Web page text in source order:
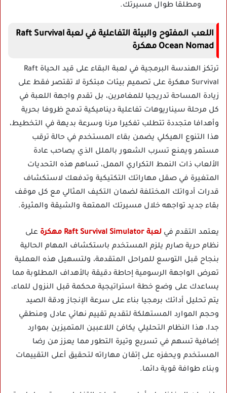
ومطلقا طوال مسيرتك.
اللعب المفتوح والبيئة التفاعلية في لعبة Raft Survival
Ocean Nomad مهكرة
ترتكز الهندسة البرمجية في لعبة البقاء على قيد الحياة Raft
Survival مهكرة على تصميم بيئات مبتكرة لا تقتصر فقط على
زيادة المساحة تدريجيا للمغامرين، بل تقدم واجهة اللعبة في
كل مرحلة سيناريوهات تفاعلية ديناميكية تدمج ظروفا بحرية
وأهدافا متجددة تتطلب تفكيرا مرنا وسرعة بديهة في التخطيط،
هذا التنوع الهيكلي يضمن بقاء المستخدم في حالة ترقب
مستمر ويمنع تسرب الشعور بالملل الذي يصاحب عادة
الألعاب ذات النمط التكراري الممل، تساهم هذه التحديات
المتغيرة في صقل مهاراتك التكتيكية وتدفعك لاستكشاف
قدرات أدواتك المختلفة لضمان التكيف المثالي مع كل موقف
بقاء جديد تواجهه خلال مسيرتك الممتعة والشيقة والمثيرة.
يعتمد التقدم في لعبة Raft Survival Simulator مهكرة
على
نظام حرية صارم يلزم المستخدم باستكشاف المهام الحالية
بنجاح قبل التوسع للمراحل المتقدمة، ولتسهيل هذه العملية
تعرض الواجهة الرسومية إحاطة دقيقة بالأهداف المطلوبة مما
يساعدك على وضع خطة استراتيجية محكمة قبل النزول للماء،
يتم تحليل أدائك برمجيا بناء على سرعة الإنجاز ودقة الصيد
وحجم الموارد المستهلكة لتقديم تقييم نهائي عادل ومنطقي
جدا، هذا النظام التحليلي يكافئ اللاعبين المتميزين بموارد
إضافية تسهم في تسريع وتيرة التطور مما يعزز من رضا
المستخدم ويحفزه على إتقان مهاراته لتحقيق أعلى التقييمات
وبناء طوافة قوية دائما.